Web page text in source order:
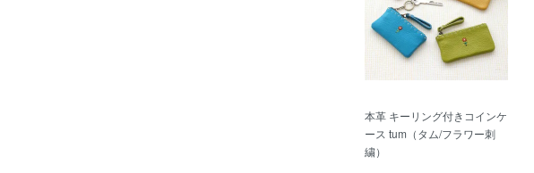
本革 キーリング付きコインケ
ース tum（タム/フラワー刺
繍）